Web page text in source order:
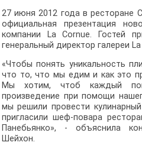
27 июня 2012 года в ресторане
официальная презентация
компании La Cornue. Гостей
генеральный директор галереи
«Чтобы понять уникальность
что то, что мы едим и как это
Мы хотим, чтоб каждый
произведение при помощи
мы решили провести
пригласили шеф-повара
Панебьянко», - объяснила
Шейхон.